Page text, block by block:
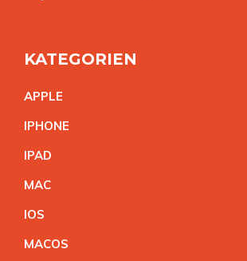
KATEGORIEN
APPLE
IPHONE
IPAD
MAC
IOS
MACOS